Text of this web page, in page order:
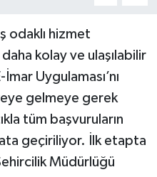
odaklı hizmet
kolay ve ulaşılabilir
Uygulaması’nı
gelmeye gerek
tüm başvuruların
geçiriliyor. İlk etapta
Müdürlüğü